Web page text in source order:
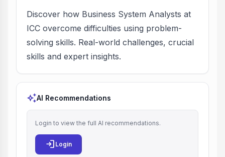
Discover how Business System Analysts at
ICC overcome difficulties using problem-
solving skills. Real-world challenges, crucial
skills and expert insights.
auto_awesomeAI Recommendations
Login to view the full AI recommendations.
login Login